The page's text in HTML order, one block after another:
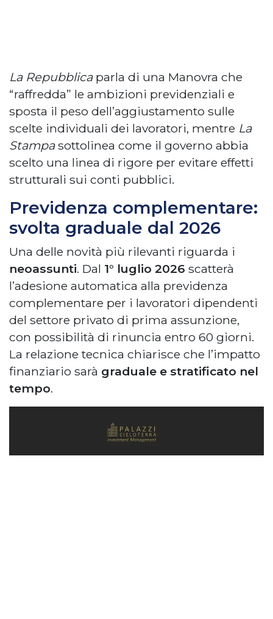
La Repubblicaparla di una Manovra che
“raffredda” le ambizioni previdenziali e
sposta il peso dell’aggiustamento sulle
scelte individuali dei lavoratori, mentre La
Stampasottolinea come il governo abbia
scelto una linea di rigore per evitare effetti
strutturali sui conti pubblici.
Previdenza complementare:
svolta graduale dal 2026
Una delle novità più rilevanti riguarda i
neoassunti. Dal 1° luglio 2026 scatterà
l’adesione automatica alla previdenza
complementare per i lavoratori dipendenti
del settore privato di prima assunzione,
con possibilità di rinuncia entro 60 giorni.
La relazione tecnica chiarisce che l’impatto
finanziario sarà graduale e stratificato nel
tempo.